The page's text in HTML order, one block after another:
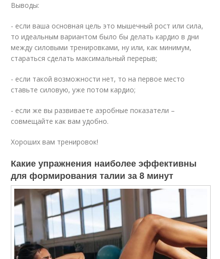
Выводы:
- если ваша основная цель это мышечный рост или сила,
то идеальным вариантом было бы делать кардио в дни
между силовыми тренировками, ну или, как минимум,
стараться сделать максимальный перерыв;
- если такой возможности нет, то на первое место
ставьте силовую, уже потом кардио;
- если же вы развиваете аэробные показатели –
совмещайте как вам удобно.
Хороших вам тренировок!
Какие упражнения наиболее эффективны
для формирования талии за 8 минут